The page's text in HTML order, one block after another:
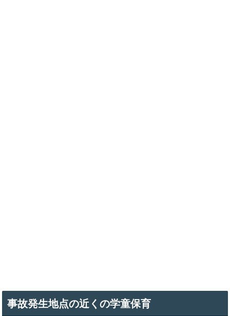
事故発生地点の近くの学童保育